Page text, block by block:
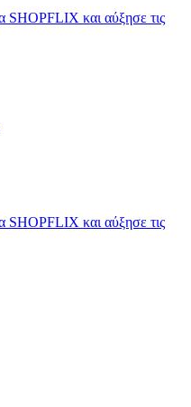
SHOPFLIX και αύξησε τις
SHOPFLIX και αύξησε τις